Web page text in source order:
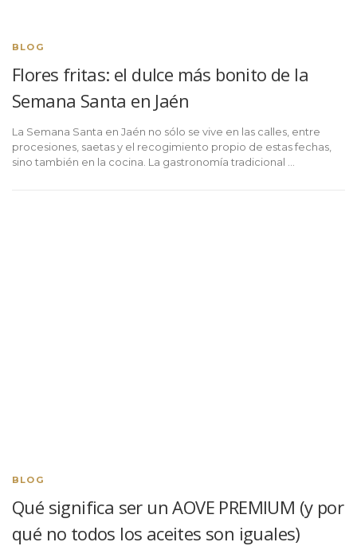
BLOG
Flores fritas: el dulce más bonito de la
Semana Santa en Jaén
La Semana Santa en Jaén no sólo se vive en las calles, entre
procesiones, saetas y el recogimiento propio de estas fechas,
sino también en la cocina. La gastronomía tradicional …
BLOG
Qué significa ser un AOVE PREMIUM (y por
qué no todos los aceites son iguales)